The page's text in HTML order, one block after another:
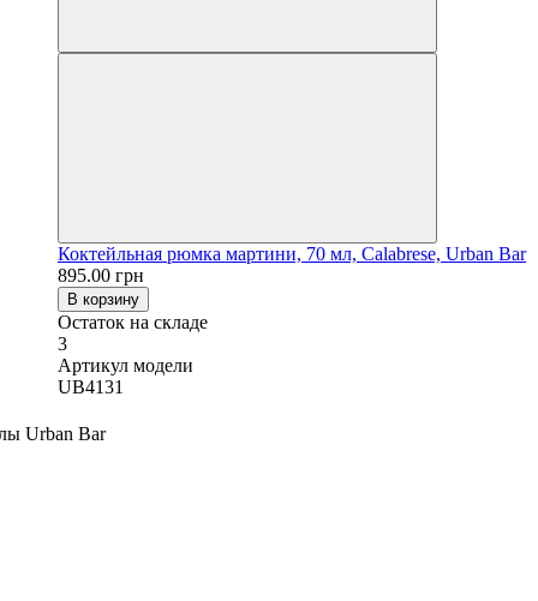
Коктейльная рюмка мартини, 70 мл, Calabrese, Urban Bar
895.00 грн
В корзину
Остаток на складе
3
Артикул модели
UB4131